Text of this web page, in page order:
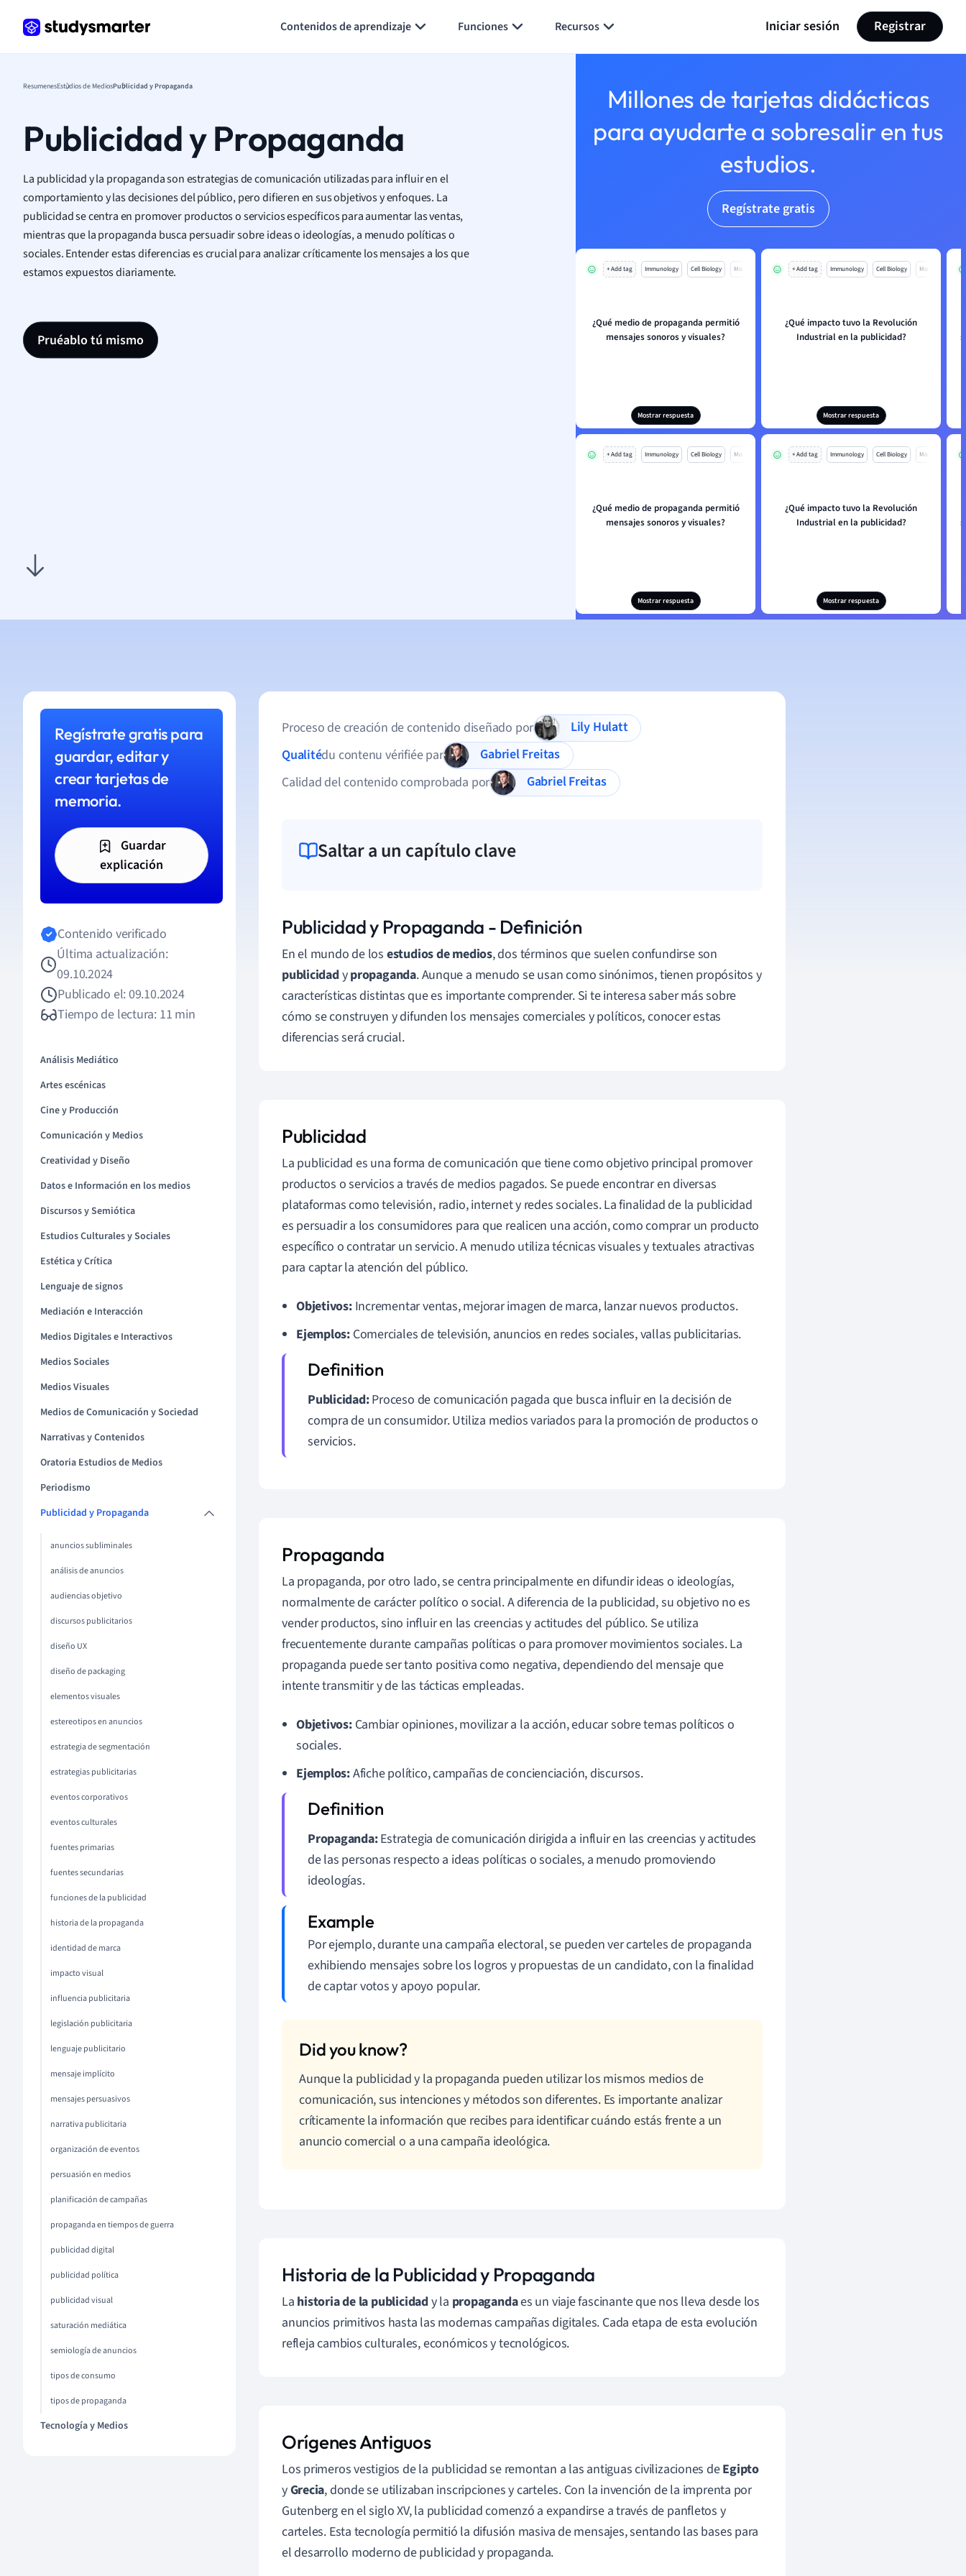
Contenidos de aprendizaje Funciones Recursos Iniciar sesión Registrar
ResumenesEstudios de MediosPublicidad y Propaganda
Publicidad y Propaganda
La publicidad y la propaganda son estrategias de comunicación utilizadas para influir en el
comportamiento y las decisiones del público, pero difieren en sus objetivos y enfoques. La
publicidad se centra en promover productos o servicios específicos para aumentar las ventas,
mientras que la propaganda busca persuadir sobre ideas o ideologías, a menudo políticas o
sociales. Entender estas diferencias es crucial para analizar críticamente los mensajes a los que
estamos expuestos diariamente.
Pruéablo tú mismo
Millones de tarjetas didácticas
para ayudarte a sobresalir en tus
estudios.
Regístrate gratis
+ Add tag Immunology Cell Biology Mo
¿Qué medio de propaganda permitió
mensajes sonoros y visuales?
Mostrar respuesta
+ Add tag Immunology Cell Biology Mo
¿Qué impacto tuvo la Revolución
Industrial en la publicidad?
Mostrar respuesta
+ Add tag Immunology Cell Biology Mo
¿Qué medio de propaganda permitió
mensajes sonoros y visuales?
Mostrar respuesta
+ Add tag Immunology Cell Biology Mo
¿Qué impacto tuvo la Revolución
Industrial en la publicidad?
Mostrar respuesta
Regístrate gratis para
guardar, editar y
crear tarjetas de
memoria.
Guardar
explicación
Contenido verificado
Última actualización:
09.10.2024
Publicado el: 09.10.2024
Tiempo de lectura: 11 min
Análisis Mediático
Artes escénicas
Cine y Producción
Comunicación y Medios
Creatividad y Diseño
Datos e Información en los medios
Discursos y Semiótica
Estudios Culturales y Sociales
Estética y Crítica
Lenguaje de signos
Mediación e Interacción
Medios Digitales e Interactivos
Medios Sociales
Medios Visuales
Medios de Comunicación y Sociedad
Narrativas y Contenidos
Oratoria Estudios de Medios
Periodismo
Publicidad y Propaganda
anuncios subliminales
análisis de anuncios
audiencias objetivo
discursos publicitarios
diseño UX
diseño de packaging
elementos visuales
estereotipos en anuncios
estrategia de segmentación
estrategias publicitarias
eventos corporativos
eventos culturales
fuentes primarias
fuentes secundarias
funciones de la publicidad
historia de la propaganda
identidad de marca
impacto visual
influencia publicitaria
legislación publicitaria
lenguaje publicitario
mensaje implícito
mensajes persuasivos
narrativa publicitaria
organización de eventos
persuasión en medios
planificación de campañas
propaganda en tiempos de guerra
publicidad digital
publicidad política
publicidad visual
saturación mediática
semiología de anuncios
tipos de consumo
tipos de propaganda
Tecnología y Medios
Proceso de creación de contenido diseñado por
Lily Hulatt
Qualitédu contenu vérifiée par
Gabriel Freitas
Calidad del contenido comprobada por
Gabriel Freitas
Saltar a un capítulo clave
Publicidad y Propaganda - Definición
En el mundo de los estudios de medios, dos términos que suelen confundirse son
publicidadypropaganda. Aunque a menudo se usan como sinónimos, tienen propósitos y
características distintas que es importante comprender. Si te interesa saber más sobre
cómo se construyen y difunden los mensajes comerciales y políticos, conocer estas
diferencias será crucial.
Publicidad
La publicidad es una forma de comunicación que tiene como objetivo principal promover
productos o servicios a través de medios pagados. Se puede encontrar en diversas
plataformas como televisión, radio, internet y redes sociales. La finalidad de la publicidad
es persuadir a los consumidores para que realicen una acción, como comprar un producto
específico o contratar un servicio. A menudo utiliza técnicas visuales y textuales atractivas
para captar la atención del público.
Objetivos:Incrementar ventas, mejorar imagen de marca, lanzar nuevos productos.
Ejemplos: Comerciales de televisión, anuncios en redes sociales, vallas publicitarias.
Publicidad:Proceso de comunicación pagada que busca influir en la decisión de
compra de un consumidor. Utiliza medios variados para la promoción de productos o
servicios.
Propaganda
La propaganda, por otro lado, se centra principalmente en difundir ideas o ideologías,
normalmente de carácter político o social. A diferencia de la publicidad, su objetivo no es
vender productos, sino influir en las creencias y actitudes del público. Se utiliza
frecuentemente durante campañas políticas o para promover movimientos sociales. La
propaganda puede ser tanto positiva como negativa, dependiendo del mensaje que
intente transmitir y de las tácticas empleadas.
Objetivos:Cambiar opiniones, movilizar a la acción, educar sobre temas políticos o
sociales.
Ejemplos:Afiche político, campañas de concienciación, discursos.
Propaganda:Estrategia de comunicación dirigida a influir en las creencias y actitudes
de las personas respecto a ideas políticas o sociales, a menudo promoviendo
ideologías.
Por ejemplo, durante una campaña electoral, se pueden ver carteles de propaganda
exhibiendo mensajes sobre los logros y propuestas de un candidato, con la finalidad
de captar votos y apoyo popular.
Aunque la publicidad y la propaganda pueden utilizar los mismos medios de
comunicación, sus intenciones y métodos son diferentes. Es importante analizar
críticamente la información que recibes para identificar cuándo estás frente a un
anuncio comercial o a una campaña ideológica.
Historia de la Publicidad y Propaganda
La historia de la publicidady la propagandaes un viaje fascinante que nos lleva desde los
anuncios primitivos hasta las modernas campañas digitales. Cada etapa de esta evolución
refleja cambios culturales, económicos y tecnológicos.
Orígenes Antiguos
Los primeros vestigios de la publicidad se remontan a las antiguas civilizaciones deEgipto
yGrecia, donde se utilizaban inscripciones y carteles. Con la invención de la imprenta por
Gutenberg en el siglo XV, la publicidad comenzó a expandirse a través de panfletos y
carteles. Esta tecnología permitió la difusión masiva de mensajes, sentando las bases para
el desarrollo moderno de publicidad y propaganda.